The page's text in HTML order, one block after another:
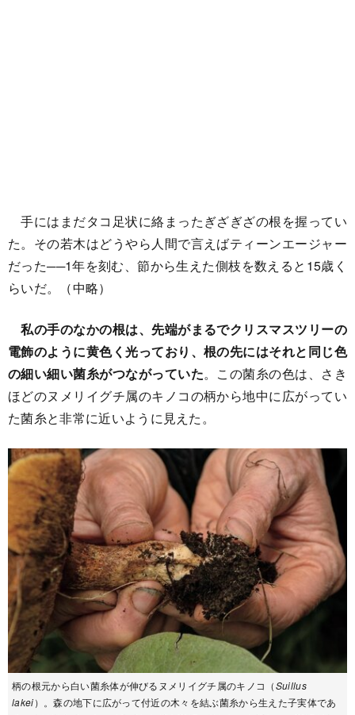
手にはまだタコ足状に絡まったぎざぎざの根を握ってい
た。その若木はどうやら人間で言えばティーンエージャー
だった──1年を刻む、節から生えた側枝を数えると15歳く
らいだ。（中略）
私の手のなかの根は、先端がまるでクリスマスツリーの
電飾のように黄色く光っており、根の先にはそれと同じ色
の細い細い菌糸がつながっていた。この菌糸の色は、さき
ほどのヌメリイグチ属のキノコの柄から地中に広がってい
た菌糸と非常に近いように見えた。
柄の根元から白い菌糸体が伸びるヌメリイグチ属のキノコ（Suillus
lakei）。森の地下に広がって付近の木々を結ぶ菌糸から生えた子実体であ